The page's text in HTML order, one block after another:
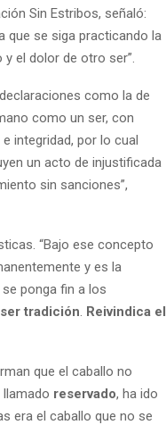
Sin Estribos, señaló:
que se siga practicando la
el dolor de otro ser”.
como la de
como un ser, con
integridad, por lo cual
un acto de injustificada
sin sanciones”,
“Bajo ese concepto
y es la
ponga fin a los
tradición Reivindica el
que el caballo no
llamado reservado, ha ido
era el caballo que no se